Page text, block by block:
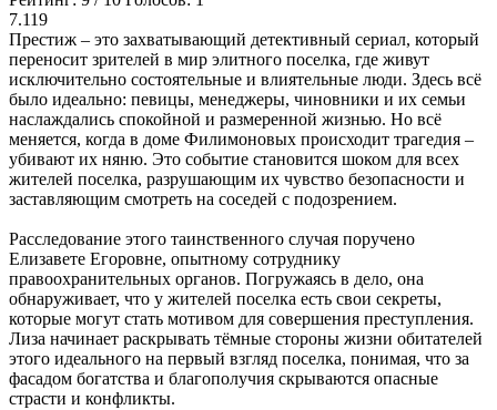
7.119
Престиж – это захватывающий детективный сериал, который
переносит зрителей в мир элитного поселка, где живут
исключительно состоятельные и влиятельные люди. Здесь всё
было идеально: певицы, менеджеры, чиновники и их семьи
наслаждались спокойной и размеренной жизнью. Но всё
меняется, когда в доме Филимоновых происходит трагедия –
убивают их няню. Это событие становится шоком для всех
жителей поселка, разрушающим их чувство безопасности и
заставляющим смотреть на соседей с подозрением.
Расследование этого таинственного случая поручено
Елизавете Егоровне, опытному сотруднику
правоохранительных органов. Погружаясь в дело, она
обнаруживает, что у жителей поселка есть свои секреты,
которые могут стать мотивом для совершения преступления.
Лиза начинает раскрывать тёмные стороны жизни обитателей
этого идеального на первый взгляд поселка, понимая, что за
фасадом богатства и благополучия скрываются опасные
страсти и конфликты.